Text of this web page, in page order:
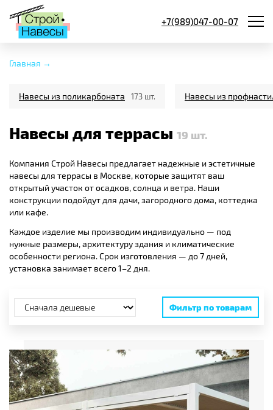
+7(989)047-00-07
Главная →
Навесы из поликарбоната 173 шт. Навесы из
Навесы для террасы 19 шт.
Компания Строй Навесы предлагает надежные и эстетичные
навесы для террасы в Москве, которые защитят ваш
открытый участок от осадков, солнца и ветра. Наши
конструкции подойдут для дачи, загородного дома, коттеджа
или кафе.
Каждое изделие мы производим индивидуально — под
нужные размеры, архитектуру здания и климатические
особенности региона. Срок изготовления — до 7 дней,
установка занимает всего 1–2 дня.
Фильтр по товарам
Размеры, до
Длина, м
Ширина, м Высота, м